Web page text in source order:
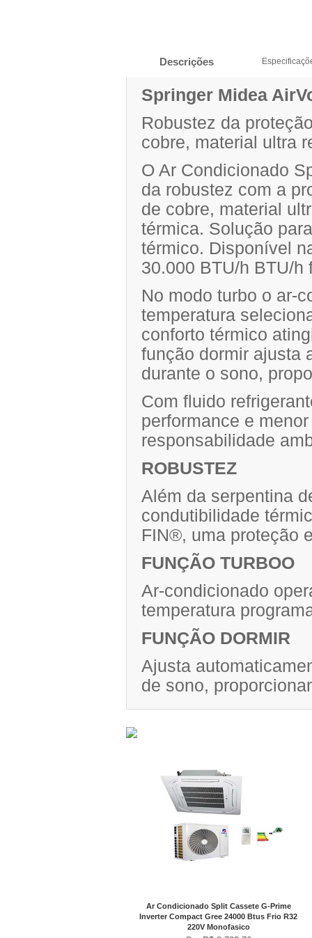
Descrições
Springer Midea
Robustez da
cobre, material ultra
O Ar Condicionado
da robustez com a
de cobre, material
térmica. Solução
térmico. Disponível
30.000 BTU/h BTU/h
No modo turbo o ar-
temperatura
conforto térmico
função dormir ajusta
durante o sono,
Com fluido
performance e
responsabilidade
ROBUSTEZ
Além da serpentina
condutibilidade
FIN®, uma proteção
FUNÇÃO TURBOO
Ar-condicionado
temperatura
FUNÇÃO DORMIR
Ajusta
de sono,
Ar Condicionado Split Cassete G-Prime
Inverter Compact Gree 24000 Btus Frio R32
220V Monofasico